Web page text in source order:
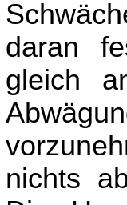
daran
gleich
nichts